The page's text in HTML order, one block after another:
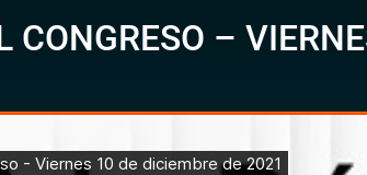
CONGRESO –